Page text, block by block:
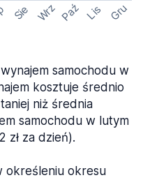
Sie Wrz Paź Lis Gru
samochodu w
kosztuje średnio
niż średnia
samochodu w lutym
zł za dzień).
określeniu okresu